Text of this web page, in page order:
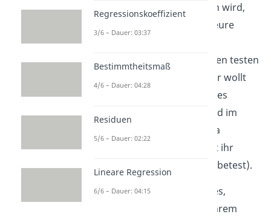
hohen Kosten verbunden sein wird,
müsst ihr sichergehen, dass eure
Fragen auch zuverlässig die
Musikaktivität von Jugendlichen testen
sind. Daher wollt
ihr die interne Konsistenz eures
Fragebogens sicherstellen und im
Zuge dessen Cronbachs Alpha
bestimmen. Dafür organisiert ihr
zunächst einen Pretest (= Probetest).
Die Aufgabe des Pretests ist es,
bestimmte Frageblöcke vor ihrem
Regressionskoeffizient
3/6 – Dauer: 03:37
Bestimmtheitsmaß
4/6 – Dauer: 04:28
Residuen
5/6 – Dauer: 02:22
Lineare Regression
6/6 – Dauer: 04:15